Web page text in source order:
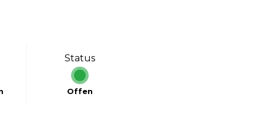
Status
Offen